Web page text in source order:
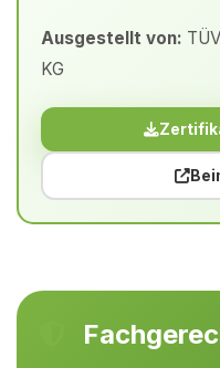
Ausgestellt von:
KG